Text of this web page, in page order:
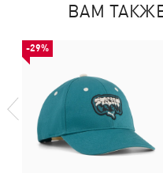
ВАМ
-29%